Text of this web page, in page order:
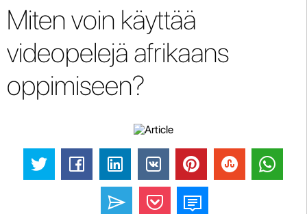
Miten voin käyttää
videopelejä afrikaans
oppimiseen?